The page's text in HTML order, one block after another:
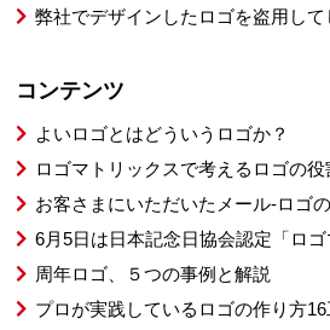
弊社でデザインしたロゴを盗用し
コンテンツ
よいロゴとはどういうロゴか？
ロゴマトリックスで考えるロゴの役
お客さまにいただいたメール-ロゴ
6月5日は日本記念日協会認定「ロゴ
周年ロゴ、５つの事例と解説
プロが実践しているロゴの作り方16